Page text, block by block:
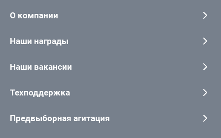
О компании
Наши награды
Наши вакансии
Техподдержка
Предвыборная агитация